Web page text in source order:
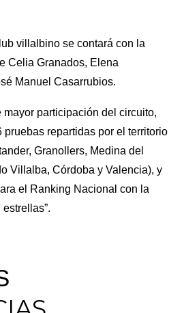
villalbino se contará con la
Celia Granados, Elena
Manuel Casarrubios.
mayor participación del circuito,
pruebas repartidas por el territorio
Granollers, Medina del
Villalba, Córdoba y Valencia), y
el Ranking Nacional con la